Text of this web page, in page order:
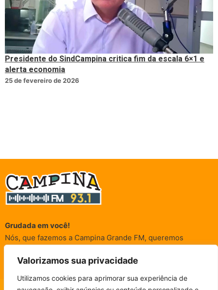
Valorizamos sua privacidade
Utilizamos cookies para aprimorar sua experiência de
Presidente do SindCampina critica fim da escala 6×1 e
alerta economia
25 de fevereiro de 2026
Grudada em você!
Nós, que fazemos a Campina Grande FM, queremos
acompanham sempre. É para vocês que a Rádio existe e por
vocês que as informações (informativas, de entretenimento,
promocionais e de conscientização) são realizadas.